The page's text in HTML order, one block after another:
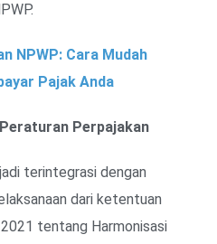
NPWP: Cara Mudah
Pajak Anda
Perpajakan
terintegrasi dengan
dari ketentuan
tentang Harmonisasi